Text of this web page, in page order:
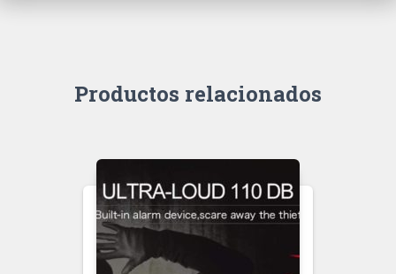
Productos relacionados